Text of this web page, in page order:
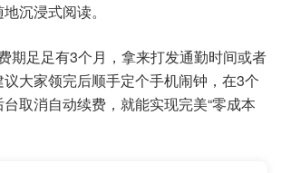
沉浸式阅读。
期足足有3个月，拿来打发通勤时间或者
大家领完后顺手定个手机闹钟，在3个
取消自动续费，就能实现完美“零成本